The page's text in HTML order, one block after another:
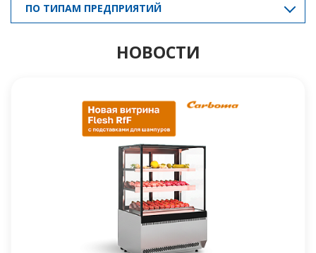
ПО ТИПАМ ПРЕДПРИЯТИЙ
НОВОСТИ